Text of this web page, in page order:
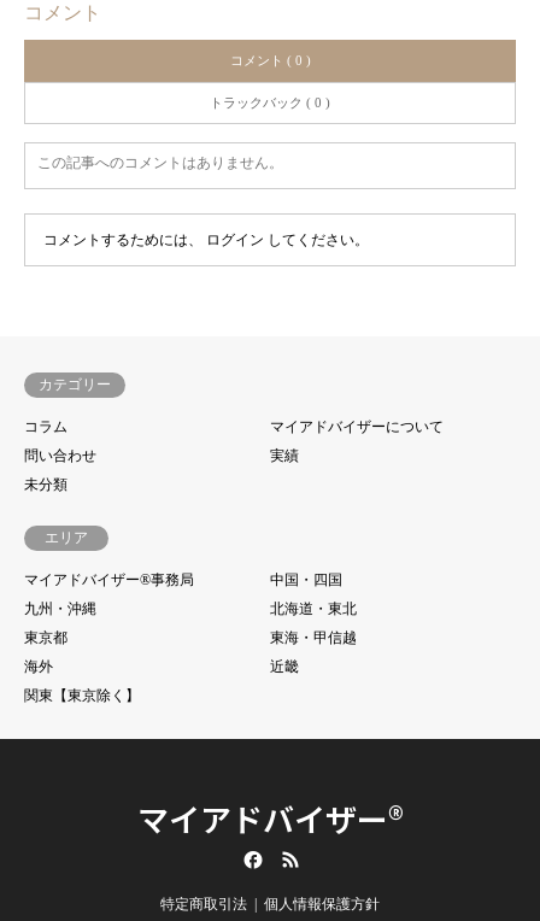
コメント
コメント ( 0 )
トラックバック ( 0 )
この記事へのコメントはありません。
コメントするためには、 ログイン してください。
カテゴリー
コラム
マイアドバイザーについて
問い合わせ
実績
未分類
エリア
マイアドバイザー®事務局
中国・四国
九州・沖縄
北海道・東北
東京都
東海・甲信越
海外
近畿
関東【東京除く】
マイアドバイザー®
特定商取引法 個人情報保護方針